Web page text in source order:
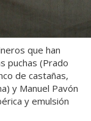
que han
puchas (Prado
de castañas,
y Manuel Pavón
y emulsión